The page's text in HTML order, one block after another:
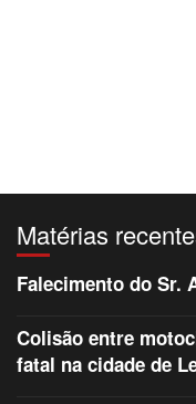
Matérias
Falecimento do Sr.
Colisão entre
fatal na cidade de